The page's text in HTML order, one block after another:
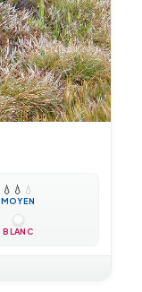
💧 💧 💧
MOYEN
BLANC